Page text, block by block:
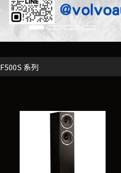
F500S 系列